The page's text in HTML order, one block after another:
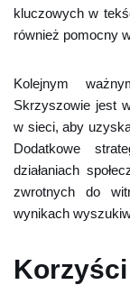
kluczowych w
również pomocny
Kolejnym
Skrzyszowie jest
w sieci, aby
Dodatkowe
działaniach
zwrotnych do
wynikach